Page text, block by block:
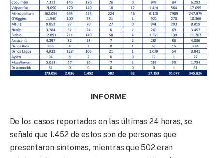
INFORME
De los casos reportados en las últimas 24 horas, se
señaló que 1.452 de estos son de personas que
presentaron síntomas, mientras que 502 eran